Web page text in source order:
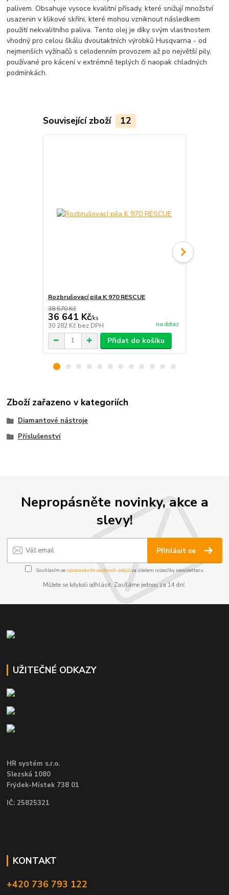
palivem. Obsahuje vysoce kvalitní přísady, které snižují množství
usazenin v klikové skříni, které mohou vzniknout následkem
použití nekvalitního paliva. Tento olej je díky svým vlastnostem
vhodný pro celou škálu dvoutaktních výrobků Husqvarna - od
nejmenších vyžínačů s celodenním provozem až po největší pily,
používané pro kácení v extrémně teplých či naopak chladných
podmínkách.
Související zboží 12
Rozbrušovací pila K 970 RESCUE
38 570 Kč
36 641 Kč/ks
30 282 Kč bez DPH na dotaz
Přidat do košíku
Zboží zařazeno v kategoriích
Diamantové nástroje
Příslušenství
Nepropásněte novinky, akce a
slevy!
Přihlásit se
Souhlasím se zpracováním osobních údajůza účelem rozesílky newsletteru.
Můžete se kdykoli odhlásit. Zasíláme jednou za 14 dní.
UŽITEČNÉ ODKAZY
HR systém s.r.o.
Slezská 1080
Frýdek-Místek 738 01
IČ: 25825321
KONTAKT
+420 736 793 122